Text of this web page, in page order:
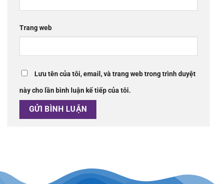
Trang web
Lưu tên của tôi, email, và trang web trong trình duyệt
này cho lần bình luận kế tiếp của tôi.